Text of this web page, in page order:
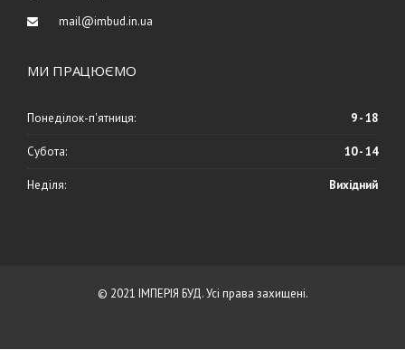
mail@imbud.in.ua
МИ ПРАЦЮЄМО
Понеділок-п'ятниця: 9 - 18
Субота: 10 - 14
Неділя: Вихідний
© 2021 ІМПЕРІЯ БУД. Усі права захищені.